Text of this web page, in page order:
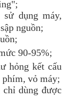
dụng máy,
nguồn;
90-95%;
hỏng kết cấu
phím, vỏ máy;
dùng được